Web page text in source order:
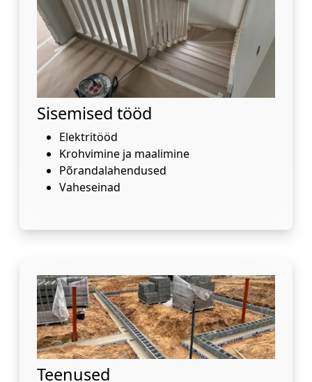
Sisemised tööd
Elektritööd
Krohvimine ja maalimine
Põrandalahendused
Vaheseinad
Teenused